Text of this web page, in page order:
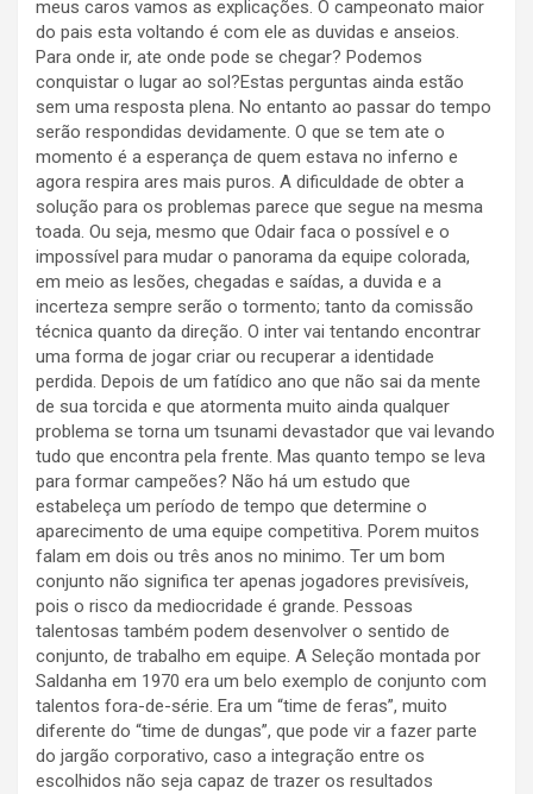
meus caros vamos as explicações. O campeonato maior
do pais esta voltando é com ele as duvidas e anseios.
Para onde ir, ate onde pode se chegar? Podemos
conquistar o lugar ao sol?Estas perguntas ainda estão
sem uma resposta plena. No entanto ao passar do tempo
serão respondidas devidamente. O que se tem ate o
momento é a esperança de quem estava no inferno e
agora respira ares mais puros. A dificuldade de obter a
solução para os problemas parece que segue na mesma
toada. Ou seja, mesmo que Odair faca o possível e o
impossível para mudar o panorama da equipe colorada,
em meio as lesões, chegadas e saídas, a duvida e a
incerteza sempre serão o tormento; tanto da comissão
técnica quanto da direção. O inter vai tentando encontrar
uma forma de jogar criar ou recuperar a identidade
perdida. Depois de um fatídico ano que não sai da mente
de sua torcida e que atormenta muito ainda qualquer
problema se torna um tsunami devastador que vai levando
tudo que encontra pela frente. Mas quanto tempo se leva
para formar campeões? Não há um estudo que
estabeleça um período de tempo que determine o
aparecimento de uma equipe competitiva. Porem muitos
falam em dois ou três anos no minimo. Ter um bom
conjunto não significa ter apenas jogadores previsíveis,
pois o risco da mediocridade é grande. Pessoas
talentosas também podem desenvolver o sentido de
conjunto, de trabalho em equipe. A Seleção montada por
Saldanha em 1970 era um belo exemplo de conjunto com
talentos fora-de-série. Era um “time de feras”, muito
diferente do “time de dungas”, que pode vir a fazer parte
do jargão corporativo, caso a integração entre os
escolhidos não seja capaz de trazer os resultados